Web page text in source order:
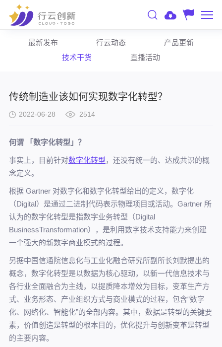
最新发布 行云动态
产品更新
技术干货
直播活动
传统制造业该如何实现数字化转型？
2022-06-28 2514
何谓 「数字化转型」？
事实上，目前针对数字化转型，还没有统一的、达成共识的概
念定义。
根据 Gartner 对数字化和数字化转型给出的定义，数字化
（Digital）是通过二进制代码表示物理项目或活动。Gartner 所
认为的数字化转型是指数字业务转型（Digital
BusinessTransformation），是利用数字技术支持能力来创建
一个强大的新数字商业模式的过程。
另据中国信通院信息化与工业化融合研究所副所长刘默提出的
概念，数字化转型是以数据为核心驱动，以新一代信息技术与
各行业全面融合为主线，以提质降本增效为目标，变革生产方
式、业务形态、产业组织方式与商业模式的过程，包含“数字
化、网络化、智能化”的全部内容。其中，数据是转型的关键要
素，价值创造是转型的根本目的，优化提升与创新变革是转型
的主要内容。